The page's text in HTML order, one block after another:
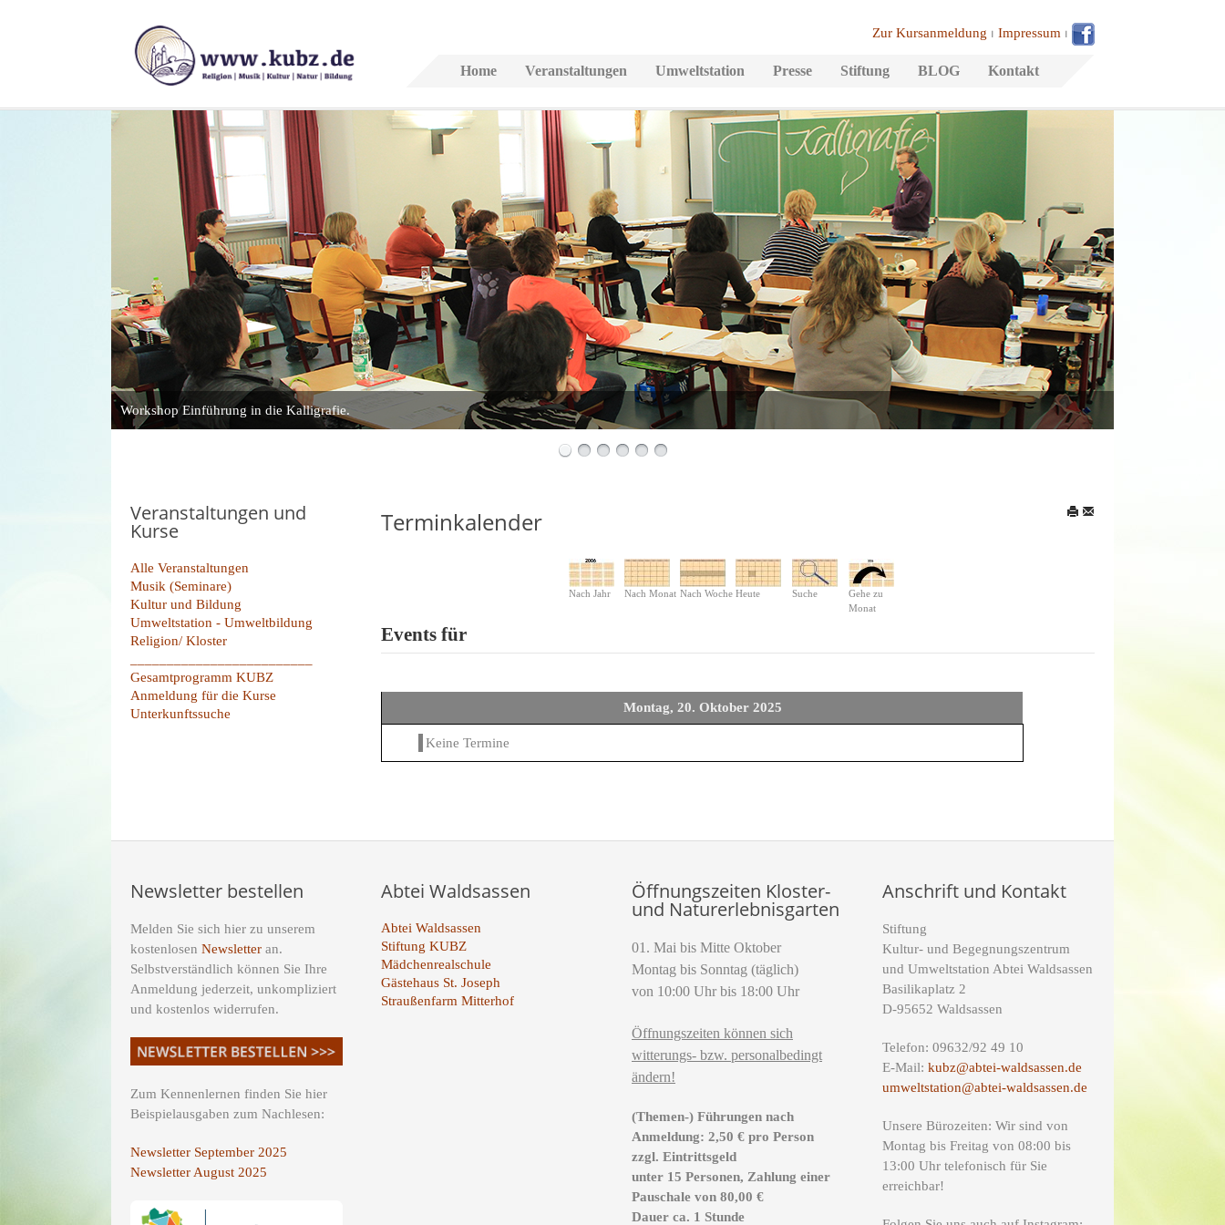
Zur Kursanmeldung ⏐ Impressum ⏐
Home Veranstaltungen Umweltstation Presse Stiftung BLOG Kontakt
Workshop Einführung in die Kalligrafie.
Veranstaltungen und
Kurse
Alle Veranstaltungen
Musik (Seminare)
Kultur und Bildung
Umweltstation - Umweltbildung
Religion/ Kloster
Gesamtprogramm KUBZ
Anmeldung für die Kurse
Unterkunftssuche
Terminkalender
Nach Jahr Nach Monat Nach Woche Heute Suche
Gehe zu
Monat
Events für
Montag, 20. Oktober 2025
Keine Termine
Newsletter bestellen
Melden Sie sich hier zu unserem
kostenlosen Newsletter an.
Selbstverständlich können Sie Ihre
Anmeldung jederzeit, unkompliziert
und kostenlos widerrufen.
Zum Kennenlernen finden Sie hier
Beispielausgaben zum Nachlesen:
Newsletter September 2025
Newsletter August 2025
Abtei Waldsassen
Abtei Waldsassen
Stiftung KUBZ
Mädchenrealschule
Gästehaus St. Joseph
Straußenfarm Mitterhof
Öffnungszeiten Kloster-
und Naturerlebnisgarten
01. Mai bis Mitte Oktober
Montag bis Sonntag (täglich)
von 10:00 Uhr bis 18:00 Uhr
Öffnungszeiten können sich
witterungs- bzw. personalbedingt
ändern!
(Themen-) Führungen nach
Anmeldung: 2,50 € pro Person
zzgl. Eintrittsgeld
unter 15 Personen, Zahlung einer
Pauschale von 80,00 €
Dauer ca. 1 Stunde
Anschrift und Kontakt
Stiftung
Kultur- und Begegnungszentrum
und Umweltstation Abtei Waldsassen
Basilikaplatz 2
D-95652 Waldsassen
Telefon: 09632/92 49 10
E-Mail: kubz@abtei-waldsassen.de
umweltstation@abtei-waldsassen.de
Unsere Bürozeiten: Wir sind von
Montag bis Freitag von 08:00 bis
13:00 Uhr telefonisch für Sie
erreichbar!